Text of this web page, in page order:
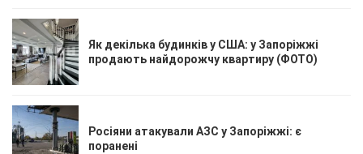
Як декілька будинків у США: у Запоріжжі
продають найдорожчу квартиру (ФОТО)
Росіяни атакували АЗС у Запоріжжі: є
поранені